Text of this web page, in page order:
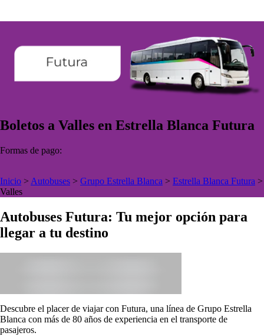
Boletos a Valles en Estrella Blanca Futura
Formas de pago:
Inicio > Autobuses > Grupo Estrella Blanca > Estrella Blanca Futura >
Valles
Autobuses Futura: Tu mejor opción para
llegar a tu destino
Descubre el placer de viajar con Futura, una línea de Grupo Estrella
Blanca con más de 80 años de experiencia en el transporte de
pasajeros.